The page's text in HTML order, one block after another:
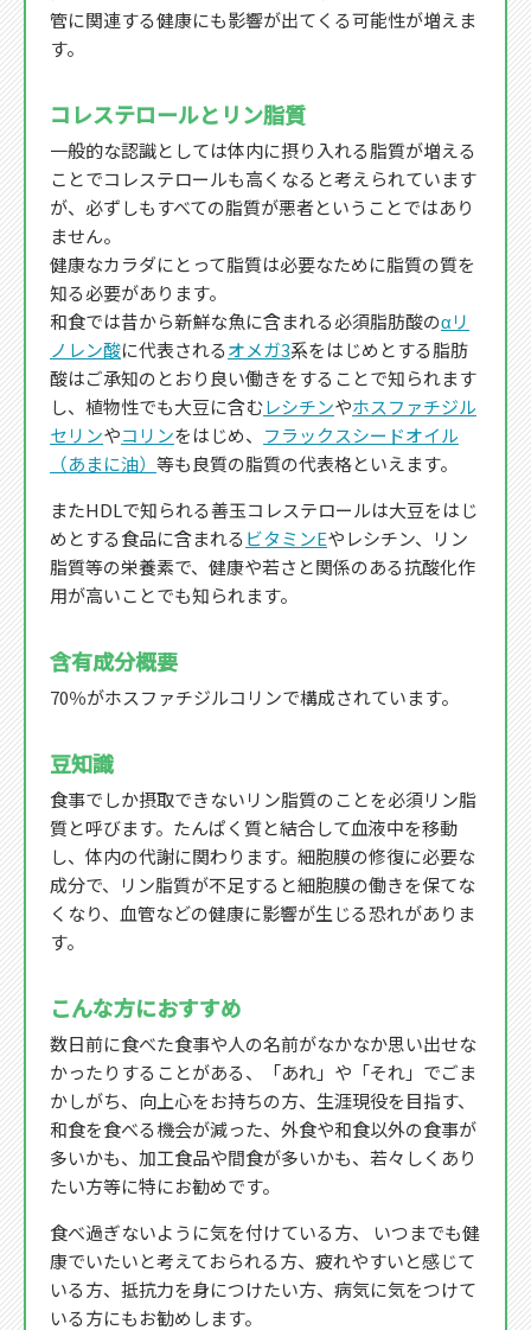
管に関連する健康にも影響が出てくる可能性が増えま
す。
コレステロールとリン脂質
一般的な認識としては体内に摂り入れる脂質が増える
ことでコレステロールも高くなると考えられています
が、必ずしもすべての脂質が悪者ということではあり
ません。
健康なカラダにとって脂質は必要なために脂質の質を
知る必要があります。
和食では昔から新鮮な魚に含まれる必須脂肪酸のαリ
ノレン酸に代表されるオメガ3系をはじめとする脂肪
酸はご承知のとおり良い働きをすることで知られます
し、植物性でも大豆に含むレシチンやホスファチジル
セリンやコリンをはじめ、 フラックスシードオイル
（あまに油） 等も良質の脂質の代表格といえます。
またHDLで知られる善玉コレステロールは大豆をはじ
めとする食品に含まれる ビタミンEやレシチン、リン
脂質等の栄養素で、健康や若さと関係のある抗酸化作
用が高いことでも知られます。
含有成分概要
70％がホスファチジルコリンで構成されています。
豆知識
食事でしか摂取できないリン脂質のことを必須リン脂
質と呼びます。たんぱく質と結合して血液中を移動
し、体内の代謝に関わります。細胞膜の修復に必要な
成分で、リン脂質が不足すると細胞膜の働きを保てな
くなり、血管などの健康に影響が生じる恐れがありま
す。
こんな方におすすめ
数日前に食べた食事や人の名前がなかなか思い出せな
かったりすることがある、「あれ」や「それ」でごま
かしがち、向上心をお持ちの方、生涯現役を目指す、
和食を食べる機会が減った、外食や和食以外の食事が
多いかも、加工食品や間食が多いかも、若々しくあり
たい方等に特にお勧めです。
食べ過ぎないように気を付けている方、 いつまでも健
康でいたいと考えておられる方、疲れやすいと感じて
いる方、抵抗力を身につけたい方、病気に気をつけて
いる方にもお勧めします。